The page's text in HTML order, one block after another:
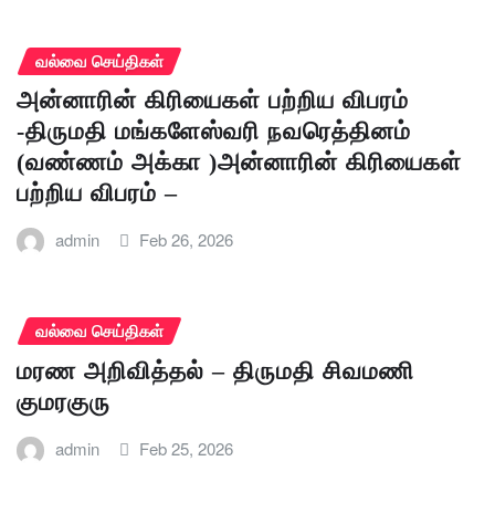
வல்வை செய்திகள்
அன்னாரின் கிரியைகள் பற்றிய விபரம்
-திருமதி மங்களேஸ்வரி நவரெத்தினம்
(வண்ணம் அக்கா )அன்னாரின் கிரியைகள்
பற்றிய விபரம் –
admin Feb 26, 2026
வல்வை செய்திகள்
மரண அறிவித்தல் – திருமதி சிவமணி
குமரகுரு
admin Feb 25, 2026